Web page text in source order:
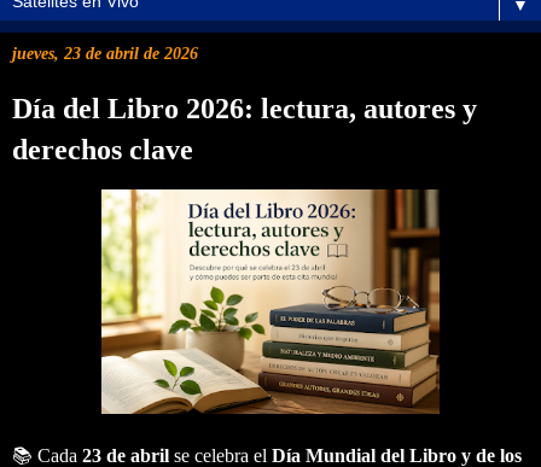
▼
jueves, 23 de abril de 2026
Día del Libro 2026: lectura, autores y
derechos clave
📚 Cada 23 de abril se celebra el Día Mundial del Libro y de los